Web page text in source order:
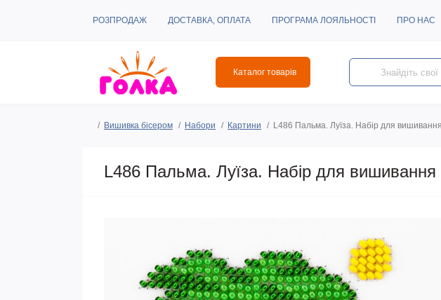
РОЗПРОДАЖ ДОСТАВКА, ОПЛАТА ПРОГРАМА ЛОЯЛЬНОСТІ ПРО НАС
Каталог товарів
Вишивка бісером Набори Картини L486 Пальма. Луїза. Набір для
L486 Пальма. Луїза. Набір для вишивання